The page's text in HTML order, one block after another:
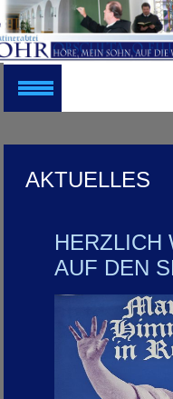
AKTUELLES
HERZLICH
AUF DEN